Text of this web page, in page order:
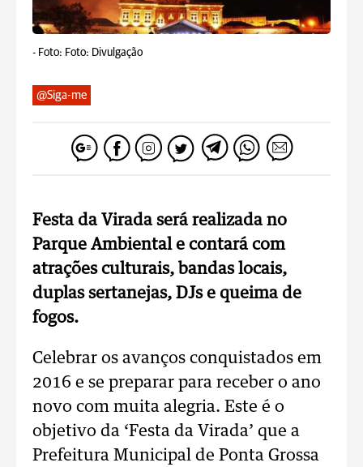
- Foto: Foto: Divulgação
@Siga-me
Festa da Virada será realizada no
Parque Ambiental e contará com
atrações culturais, bandas locais,
duplas sertanejas, DJs e queima de
fogos.
Celebrar os avanços conquistados em
2016 e se preparar para receber o ano
novo com muita alegria. Este é o
objetivo da ‘Festa da Virada’ que a
Prefeitura Municipal de Ponta Grossa